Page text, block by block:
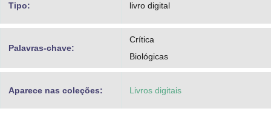
Tipo: livro digital
Palavras-chave:
Crítica
Biológicas
Aparece nas coleções: Livros digitais